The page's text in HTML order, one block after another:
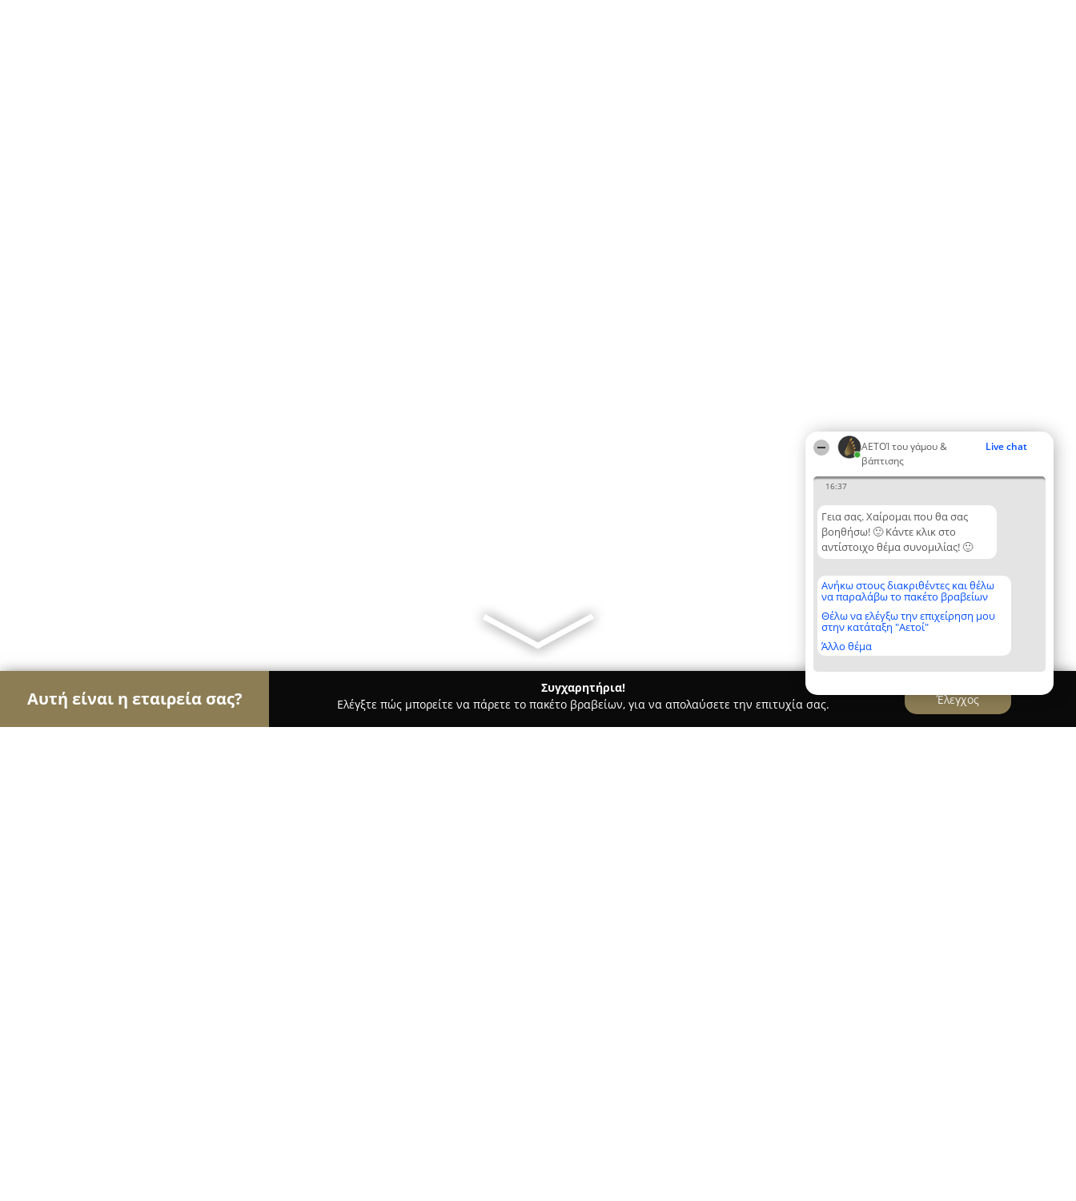
ΑΕΤΟΊ του γάμου &
βάπτισης
Live chat
16:37
Γεια σας. Χαίρομαι που θα σας
βοηθήσω! 🙂 Κάντε κλικ στο
αντίστοιχο θέμα συνομιλίας! 🙂
Ανήκω στους διακριθέντες και θέλω
να παραλάβω το πακέτο βραβείων
Θέλω να ελέγξω την επιχείρηση μου
στην κατάταξη "Αετοί"
Άλλο θέμα
Αυτή είναι η εταιρεία σας?
Συγχαρητήρια!
Ελέγξτε πώς μπορείτε να πάρετε το πακέτο βραβείων, για να απολαύσετε την επιτυχία σας.
Έλεγχος